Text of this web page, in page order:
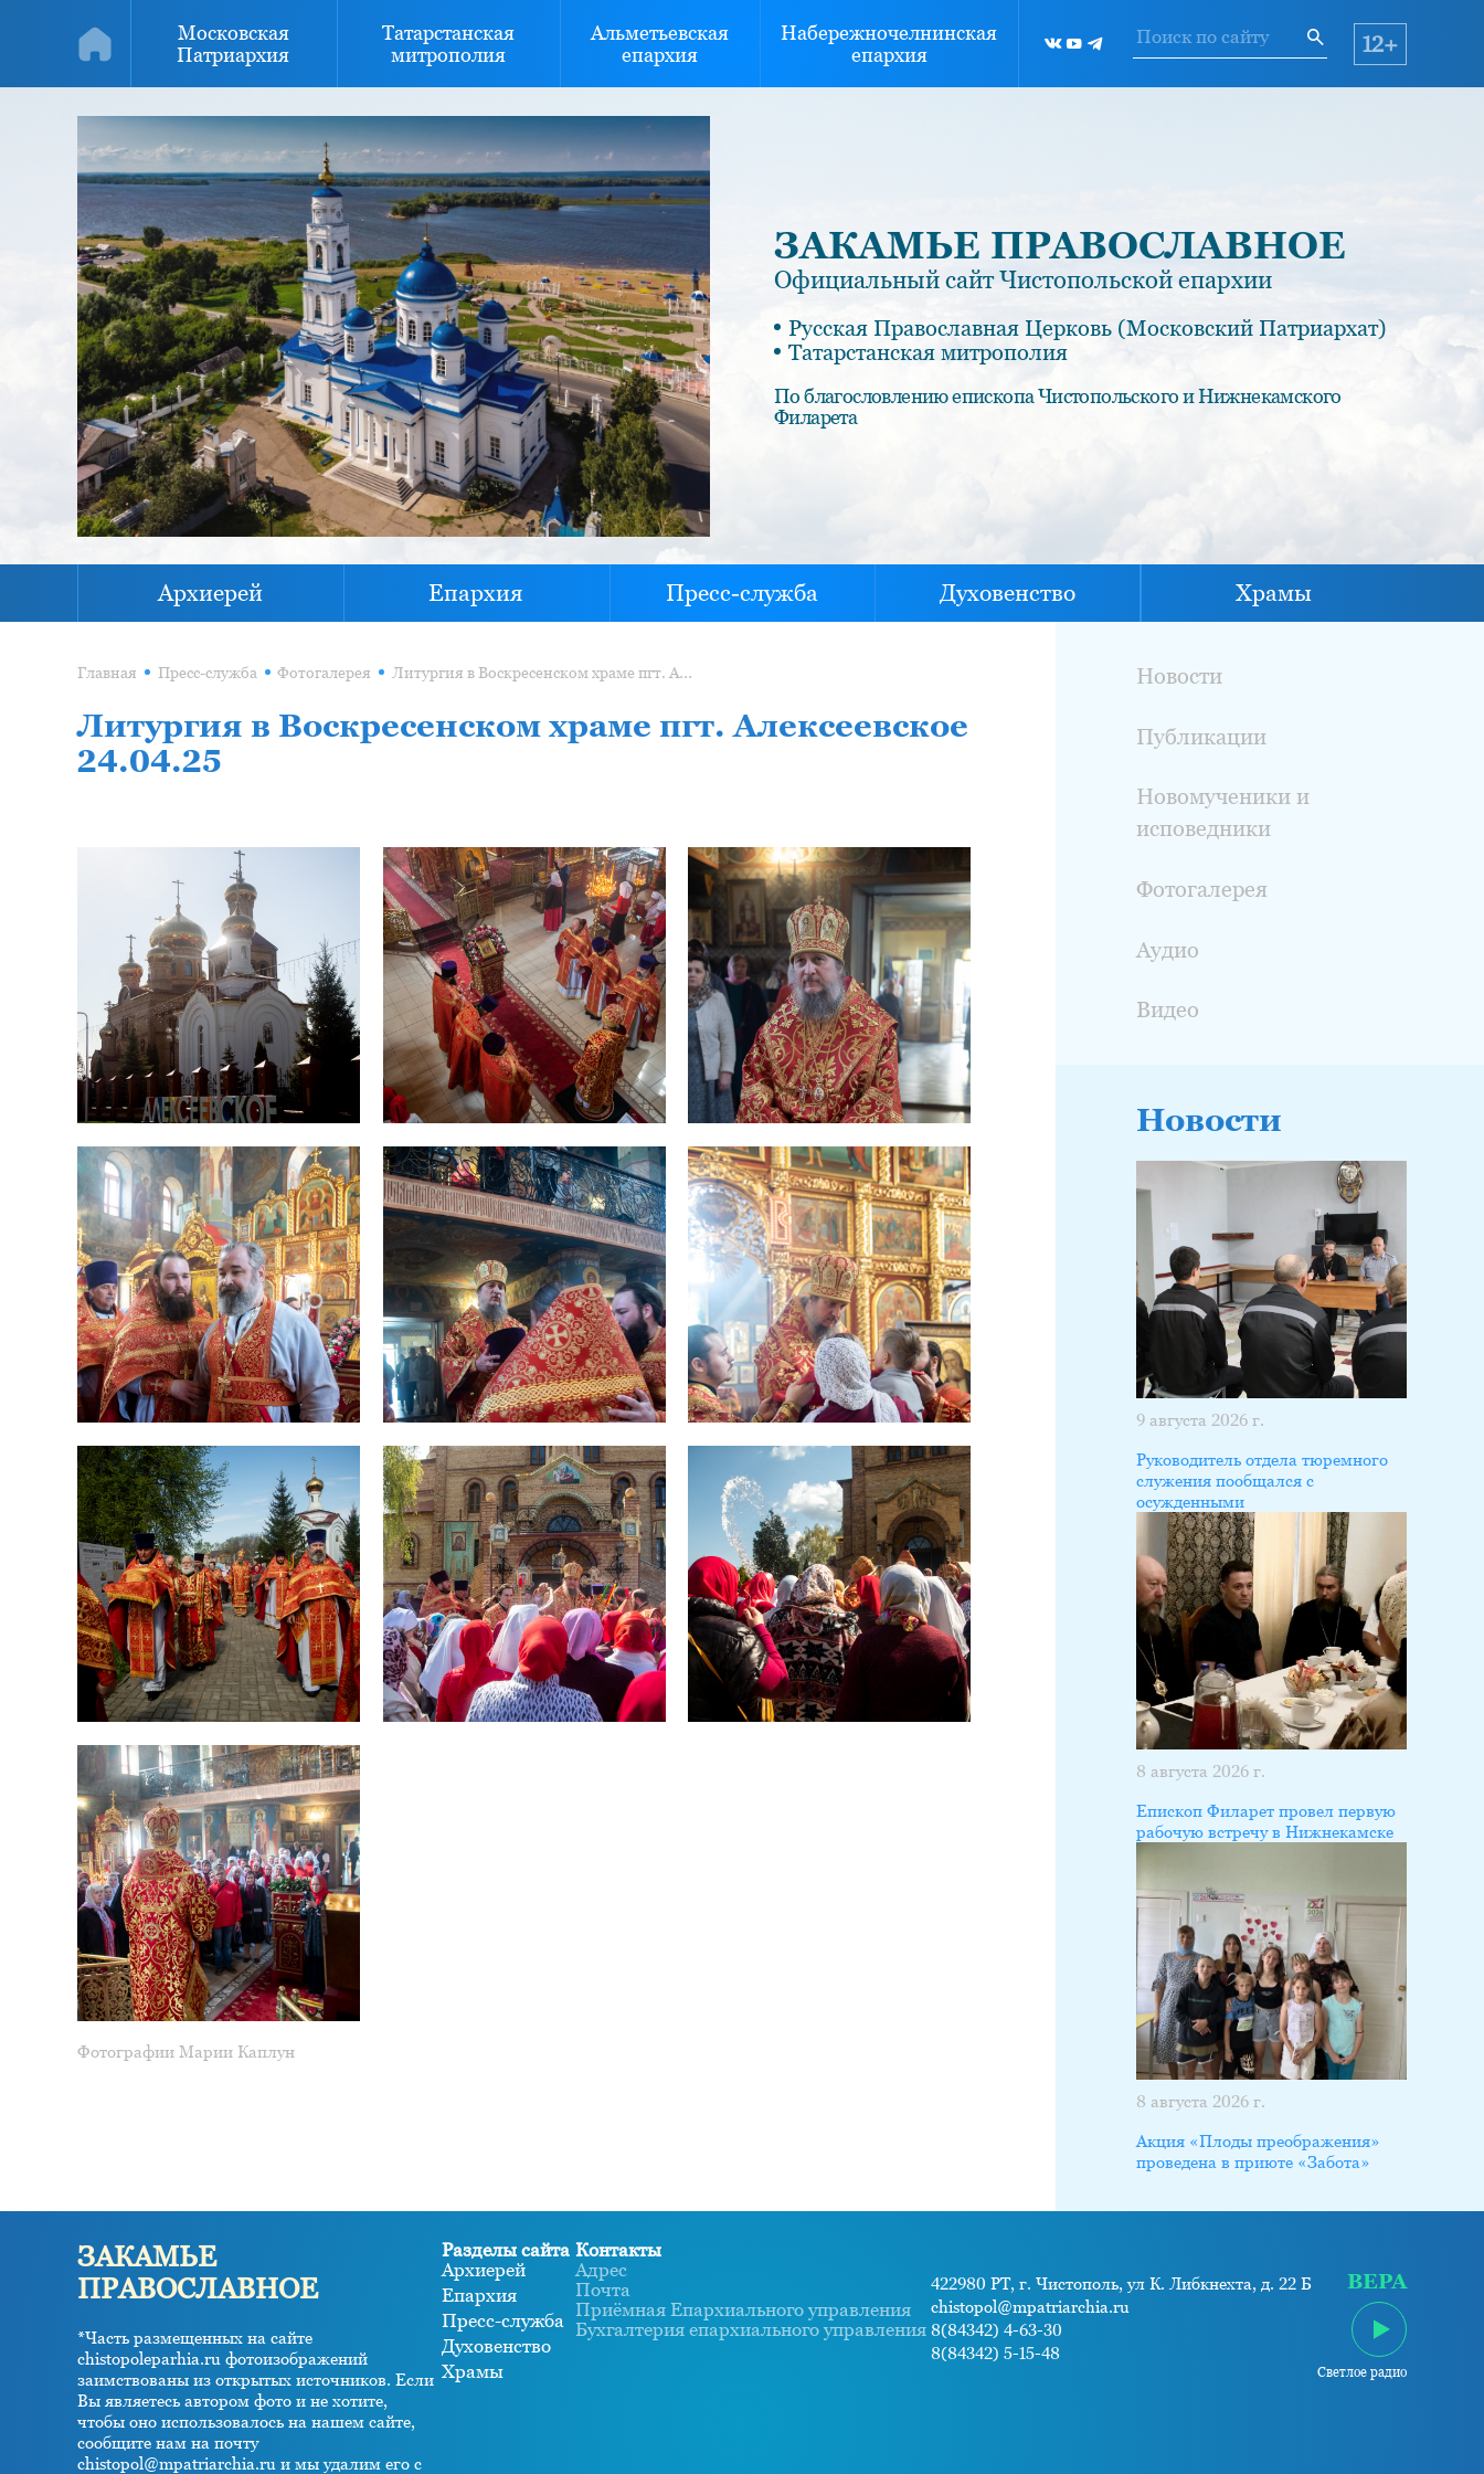
Московская
Патриархия
Татарстанская
митрополия
Альметьевская
епархия
Набережночелнинская
епархия
12+
ЗАКАМЬЕ ПРАВОСЛАВНОЕ
Официальный сайт Чистопольской епархии
Русская Православная Церковь (Московский Патриархат)
Татарстанская митрополия
По благословлению епископа Чистопольского и Нижнекамского
Филарета
Архиерей Епархия Пресс-служба Духовенство Храмы
Главная Пресс-служба Фотогалерея Литургия в Воскресенском храме пгт. Алексеевское 24.04.25
Литургия в Воскресенском храме пгт. Алексеевское
24.04.25
Фотографии Марии Каплун
Новости
Публикации
Новомученики и
исповедники
Фотогалерея
Аудио
Видео
Новости
9 августа 2026 г.
Руководитель отдела тюремного
служения пообщался с
осужденными
8 августа 2026 г.
Епископ Филарет провел первую
рабочую встречу в Нижнекамске
8 августа 2026 г.
Акция «Плоды преображения»
проведена в приюте «Забота»
ЗАКАМЬЕ
ПРАВОСЛАВНОЕ
*Часть размещенных на сайте
chistopoleparhia.ru фотоизображений
заимствованы из открытых источников. Если
Вы являетесь автором фото и не хотите,
чтобы оно использовалось на нашем сайте,
сообщите нам на почту
chistopol@mpatriarchia.ru и мы удалим его с
Разделы сайта
Архиерей
Епархия
Пресс-служба
Духовенство
Храмы
Контакты
Адрес
Почта
Приёмная Епархиального управления
Бухгалтерия епархиального управления
422980 РТ, г. Чистополь, ул К. Либкнехта, д. 22 Б
chistopol@mpatriarchia.ru
8(84342) 4-63-30
8(84342) 5-15-48
ВЕРА
Светлое радио